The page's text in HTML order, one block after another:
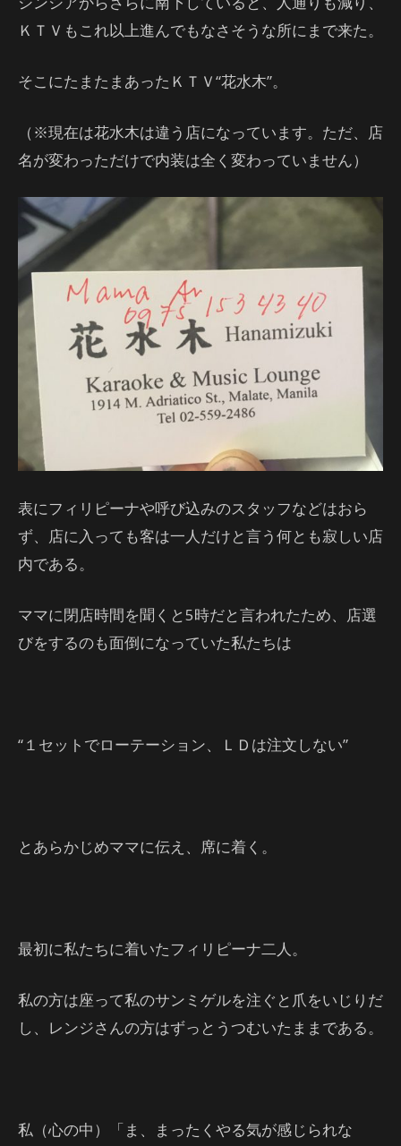
ＫＴＶもこれ以上進んでもなさそうな所にまで来た。
そこにたまたまあったＫＴＶ“花水木”。
（※現在は花水木は違う店になっています。ただ、店
名が変わっただけで内装は全く変わっていません）
表にフィリピーナや呼び込みのスタッフなどはおら
ず、店に入っても客は一人だけと言う何とも寂しい店
内である。
ママに閉店時間を聞くと5時だと言われたため、店選
びをするのも面倒になっていた私たちは
“１セットでローテーション、ＬＤは注文しない”
とあらかじめママに伝え、席に着く。
最初に私たちに着いたフィリピーナ二人。
私の方は座って私のサンミゲルを注ぐと爪をいじりだ
し、レンジさんの方はずっとうつむいたままである。
私（心の中）「ま、まったくやる気が感じられな